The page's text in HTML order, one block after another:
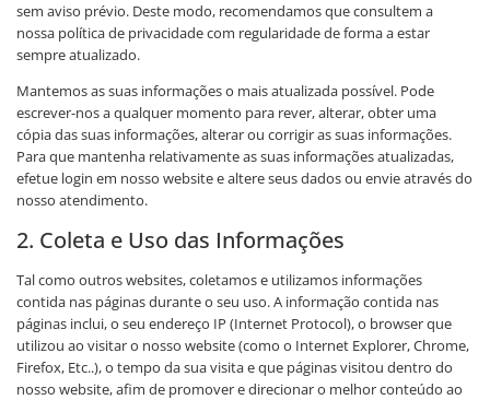
sem aviso prévio. Deste modo, recomendamos que consultem a
nossa política de privacidade com regularidade de forma a estar
sempre atualizado.
Mantemos as suas informações o mais atualizada possível. Pode
escrever-nos a qualquer momento para rever, alterar, obter uma
cópia das suas informações, alterar ou corrigir as suas informações.
Para que mantenha relativamente as suas informações atualizadas,
efetue login em nosso website e altere seus dados ou envie através do
nosso atendimento.
2. Coleta e Uso das Informações
Tal como outros websites, coletamos e utilizamos informações
contida nas páginas durante o seu uso. A informação contida nas
páginas inclui, o seu endereço IP (Internet Protocol), o browser que
utilizou ao visitar o nosso website (como o Internet Explorer, Chrome,
Firefox, Etc..), o tempo da sua visita e que páginas visitou dentro do
nosso website, afim de promover e direcionar o melhor conteúdo ao